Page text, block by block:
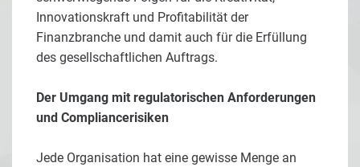
Innovationskraft und Profitabilität der
Finanzbranche und damit auch für die Erfüllung
des gesellschaftlichen Auftrags.
Der Umgang mit regulatorischen Anforderungen
und Compliancerisiken
Jede Organisation hat eine gewisse Menge an